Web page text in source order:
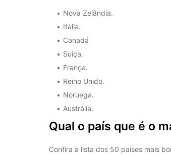
Nova Zelândia.
Itália.
Canadá
Suíça.
França.
Reino Unido.
Noruega.
Austrália.
Qual o país que é o
Confira a lista dos 50 países mais